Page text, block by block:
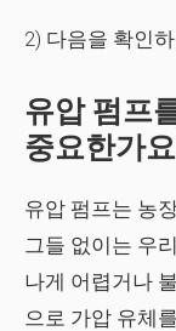
2) 다음을 확인
유압 펌프
중요한가
유압 펌프는 농
그들 없이는 우
나게 어렵거나
으로 가압 유체